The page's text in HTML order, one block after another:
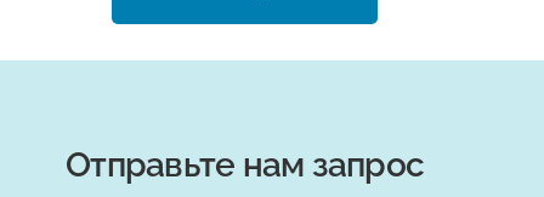
Отправьте нам запрос